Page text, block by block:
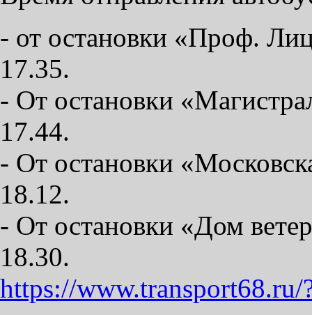
- от остановки «Проф.
17.35.
- От остановки
17.44.
- От остановки
18.12.
- От остановки «Дом
18.30.
https://www.transport68.ru/